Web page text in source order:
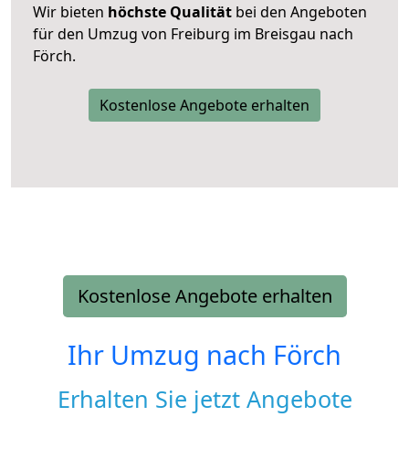
Wir bieten höchste Qualität bei den Angeboten
für den Umzug von Freiburg im Breisgau nach
Förch.
Kostenlose Angebote erhalten
Kostenlose Angebote erhalten
Ihr Umzug nach Förch
Erhalten Sie jetzt Angebote